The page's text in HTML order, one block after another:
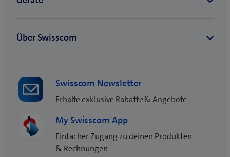
Swisscom Newsletter
Erhalte exklusive Rabatte & Angebote
My Swisscom App
Einfacher Zugang zu deinen Produkten
& Rechnungen